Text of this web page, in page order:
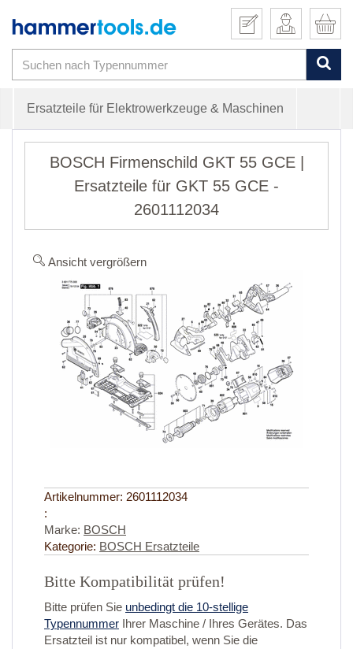
Ersatzteile für Elektrowerkzeuge & Maschinen
BOSCH Firmenschild GKT 55 GCE |
Ersatzteile für GKT 55 GCE -
2601112034
Ansicht vergrößern
Artikelnummer: 2601112034
:
Marke: BOSCH
Kategorie: BOSCH Ersatzteile
Bitte Kompatibilität prüfen!
Bitte prüfen Sie unbedingt die 10-stellige
Typennummer Ihrer Maschine / Ihres Gerätes. Das
Ersatzteil ist nur kompatibel, wenn Sie die